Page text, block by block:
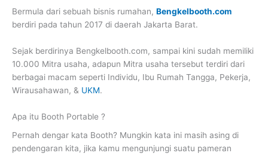
Bermula dari sebuah bisnis rumahan, Bengkelbooth.com
berdiri pada tahun 2017 di daerah Jakarta Barat.
Sejak berdirinya Bengkelbooth.com, sampai kini sudah memiliki
10.000 Mitra usaha, adapun Mitra usaha tersebut terdiri dari
berbagai macam seperti Individu, Ibu Rumah Tangga, Pekerja,
Wirausahawan, & UKM.
Apa itu Booth Portable ?
Pernah dengar kata Booth? Mungkin kata ini masih asing di
pendengaran kita, jika kamu mengunjungi suatu pameran